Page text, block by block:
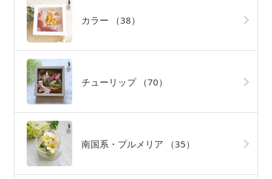
カラー （38）
チューリップ （70）
南国系・プルメリア （35）